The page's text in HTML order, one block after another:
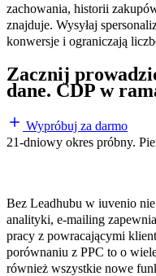
zachowania, historii
znajduje. Wysyłaj
konwersje i ograniczają
Zacznij
dane. CDP w
Wypróbuj za darmo
21-dniowy okres próbny.
Bez Leadhubu w iuvenio
analityki, e-mailing
pracy z powracającymi
porównaniu z PPC to o
również wszystkie nowe